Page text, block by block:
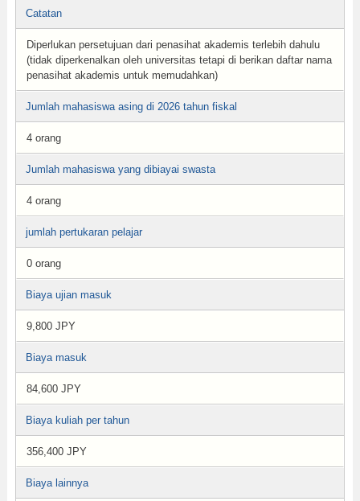
Catatan
Diperlukan persetujuan dari penasihat akademis terlebih dahulu
(tidak diperkenalkan oleh universitas tetapi di berikan daftar nama
penasihat akademis untuk memudahkan)
Jumlah mahasiswa asing di 2026 tahun fiskal
4 orang
Jumlah mahasiswa yang dibiayai swasta
4 orang
jumlah pertukaran pelajar
0 orang
Biaya ujian masuk
9,800 JPY
Biaya masuk
84,600 JPY
Biaya kuliah per tahun
356,400 JPY
Biaya lainnya